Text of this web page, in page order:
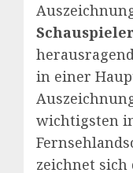
in einer
wichtigsten
zeichnet sich